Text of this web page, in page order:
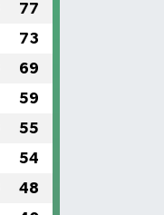
77
73
69
59
55
54
48